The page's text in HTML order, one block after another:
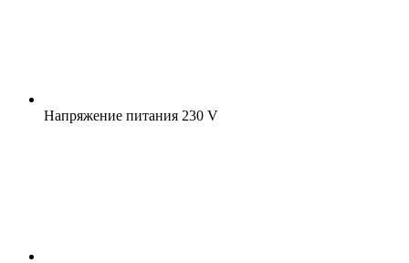
Напряжение питания 230 V